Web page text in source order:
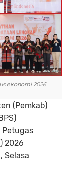
ekonomi 2026
(Pemkab)
Petugas
2026
Selasa